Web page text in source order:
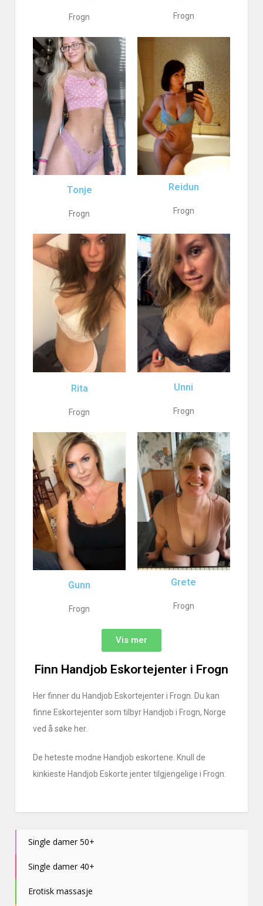
Frogn Frogn
Tonje
Frogn
Reidun
Frogn
Rita
Frogn
Unni
Frogn
Gunn
Frogn
Grete
Frogn
Vis mer
Finn Handjob Eskortejenter i Frogn
Her finner du Handjob Eskortejenter i Frogn. Du kan
finne Eskortejenter som tilbyr Handjob i Frogn, Norge
ved å søke her.
De heteste modne Handjob eskortene. Knull de
kinkieste Handjob Eskorte jenter tilgjengelige i Frogn.
Single damer 50+
Single damer 40+
Erotisk massasje